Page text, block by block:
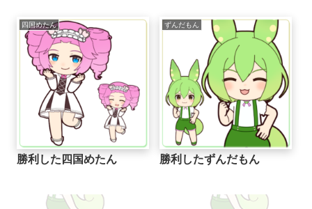
四国めたん
勝利した四国めたん
ずんだもん
勝利したずんだもん